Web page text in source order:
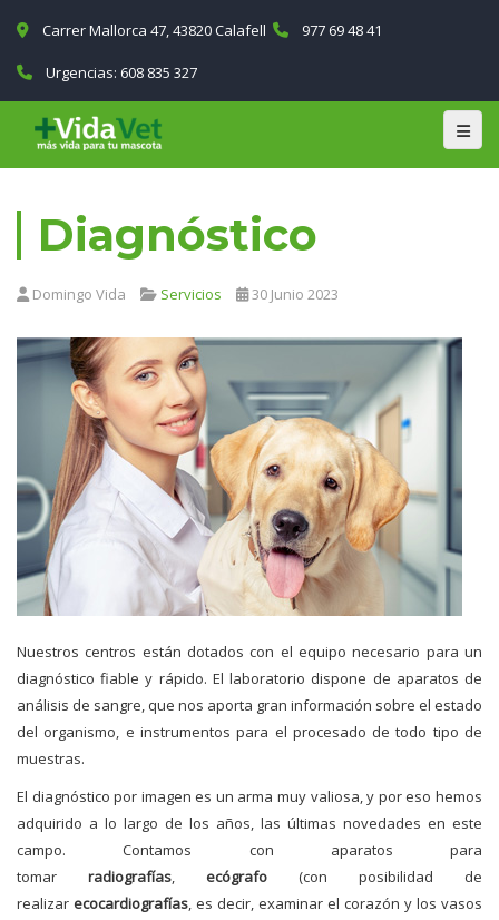
Carrer Mallorca 47, 43820 Calafell 977 69 48 41
Urgencias: 608 835 327
Diagnóstico
Domingo Vida Servicios 30 Junio 2023
Nuestros centros están dotados con el equipo necesario para un
diagnóstico fiable y rápido. El laboratorio dispone de aparatos de
análisis de sangre, que nos aporta gran información sobre el estado
del organismo, e instrumentos para el procesado de todo tipo de
muestras.
El diagnóstico por imagen es un arma muy valiosa, y por eso hemos
adquirido a lo largo de los años, las últimas novedades en este
campo. Contamos con aparatos para
tomar radiografías ecógrafo (con posibilidad de
realizar ecocardiografías , es decir, examinar el corazón y los vasos